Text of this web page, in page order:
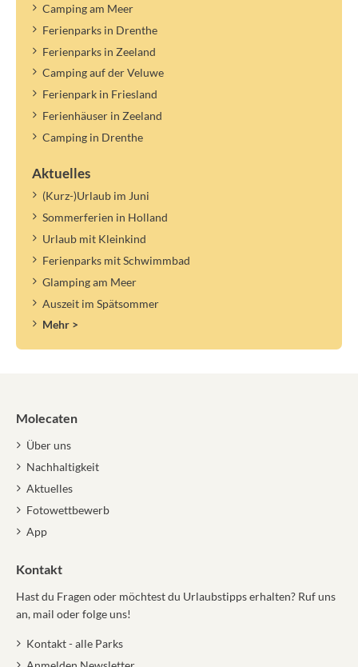
Camping am Meer
Ferienparks in Drenthe
Ferienparks in Zeeland
Camping auf der Veluwe
Ferienpark in Friesland
Ferienhäuser in Zeeland
Camping in Drenthe
Aktuelles
(Kurz-)Urlaub im Juni
Sommerferien in Holland
Urlaub mit Kleinkind
Ferienparks mit Schwimmbad
Glamping am Meer
Auszeit im Spätsommer
Mehr >
Molecaten
Über uns
Nachhaltigkeit
Aktuelles
Fotowettbewerb
App
Kontakt
Hast du Fragen oder möchtest du Urlaubstipps erhalten? Ruf uns
an, mail oder folge uns!
Kontakt - alle Parks